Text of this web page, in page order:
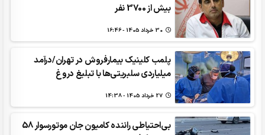
بیش از 3700 نفر
30 خرداد 1405 - 16:46
پلمب کلینیک بیمارفروش در تهران/درآمد
میلیاردی سلبریتی‌ها با تبلیغ دروغ
27 خرداد 1405 - 14:38
بی‌احتیاطی راننده کامیون جان موتورسوار 58